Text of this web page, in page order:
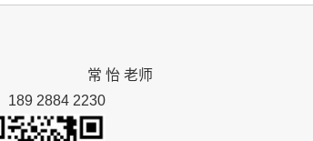
常 怡 老师
189 2884 2230